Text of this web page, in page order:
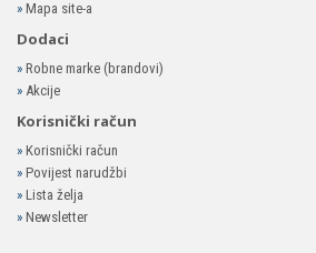
» Mapa site-a
Dodaci
» Robne marke (brandovi)
» Akcije
Korisnički račun
» Korisnički račun
» Povijest narudžbi
» Lista želja
» Newsletter